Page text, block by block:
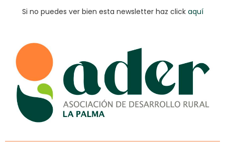
Si no puedes ver bien esta newsletter haz click aquí